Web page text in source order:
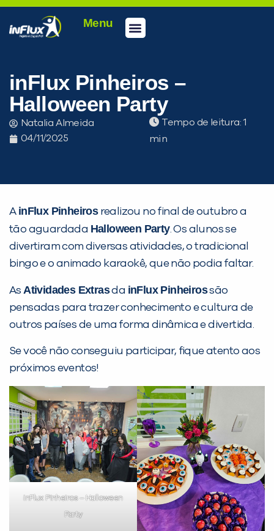
Menu
inFlux Pinheiros –
Halloween Party
Natalia Almeida
04/11/2025
Tempo de leitura:
A inFlux Pinheirosrealizou no final de outubro a
tão aguardada Halloween Party. Os alunos se
divertiram com diversas atividades, o tradicional
bingo e o animado karaokê, que não podia faltar.
AsAtividades Extrasda inFlux Pinheirossão
pensadas para trazer conhecimento e cultura de
outros países de uma forma dinâmica e divertida.
Se você não conseguiu participar, fique atento aos
próximos eventos!
inFlux Pinheiros – Halloween
Party
Desculpe!
inFlux nesta cidade ou bairro que
Preencha com seus dados abaixo e